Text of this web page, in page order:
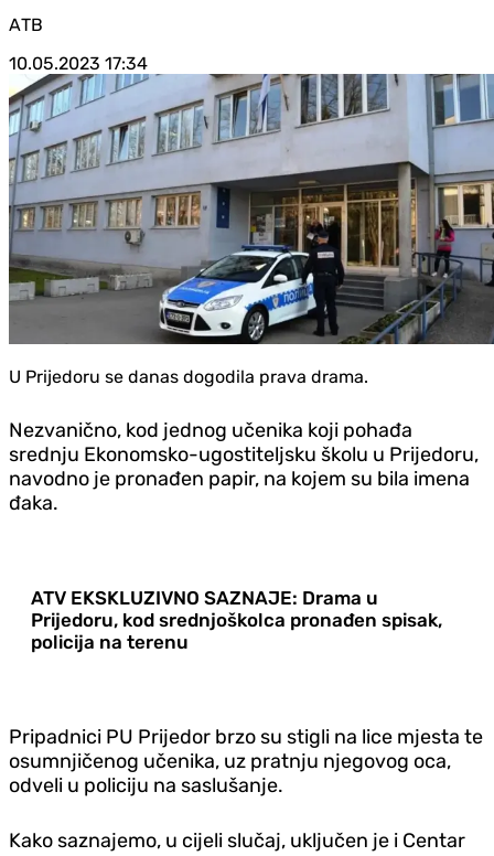
АТВ
10.05.2023 17:34
U Prijedoru se danas dogodila prava drama.
Nezvanično, kod jednog učenika koji pohađa
srednju Ekonomsko-ugostiteljsku školu u Prijedoru,
navodno je pronađen papir, na kojem su bila imena
đaka.
ATV EKSKLUZIVNO SAZNAJE: Drama u
Prijedoru, kod srednjoškolca pronađen spisak,
policija na terenu
Pripadnici PU Prijedor brzo su stigli na lice mjesta te
osumnjičenog učenika, uz pratnju njegovog oca,
odveli u policiju na saslušanje.
Kako saznajemo, u cijeli slučaj, uključen je i Centar